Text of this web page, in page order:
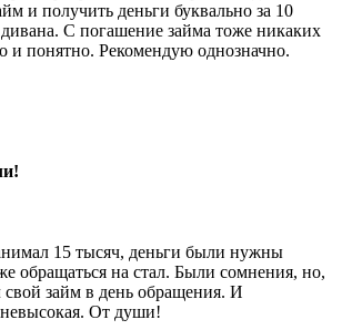
и получить деньги буквально за 10
С погашение займа тоже никаких
и понятно. Рекомендую однозначно.
15 тысяч, деньги были нужны
обращаться на стал. Были сомнения, но,
свой займ в день обращения. И
невысокая. От души!